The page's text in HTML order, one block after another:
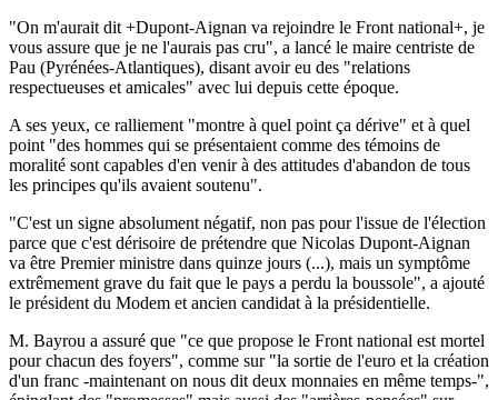
"On m'aurait dit +Dupont-Aignan va rejoindre le Front national+, je
vous assure que je ne l'aurais pas cru", a lancé le maire centriste de
Pau (Pyrénées-Atlantiques), disant avoir eu des "relations
respectueuses et amicales" avec lui depuis cette époque.
A ses yeux, ce ralliement "montre à quel point ça dérive" et à quel
point "des hommes qui se présentaient comme des témoins de
moralité sont capables d'en venir à des attitudes d'abandon de tous
les principes qu'ils avaient soutenu".
"C'est un signe absolument négatif, non pas pour l'issue de l'élection
parce que c'est dérisoire de prétendre que Nicolas Dupont-Aignan
va être Premier ministre dans quinze jours (...), mais un symptôme
extrêmement grave du fait que le pays a perdu la boussole", a ajouté
le président du Modem et ancien candidat à la présidentielle.
M. Bayrou a assuré que "ce que propose le Front national est mortel
pour chacun des foyers", comme sur "la sortie de l'euro et la création
d'un franc -maintenant on nous dit deux monnaies en même temps-",